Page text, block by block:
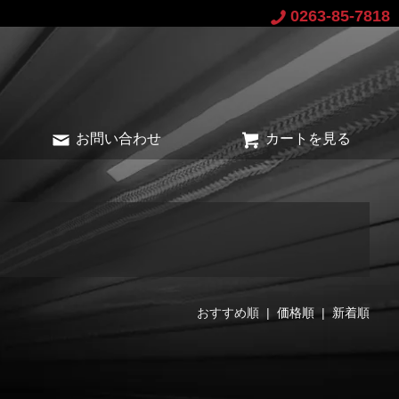
0263-85-7818
お問い合わせ カートを見る
おすすめ順 | 価格順|新着順